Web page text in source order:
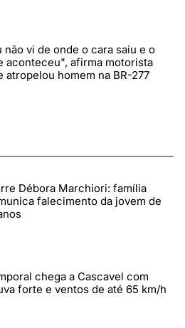
não vi de onde o cara saiu e o
aconteceu", afirma motorista
atropelou homem na BR-277
Débora Marchiori: família
falecimento da jovem de
chega a Cascavel com
forte e ventos de até 65 km/h